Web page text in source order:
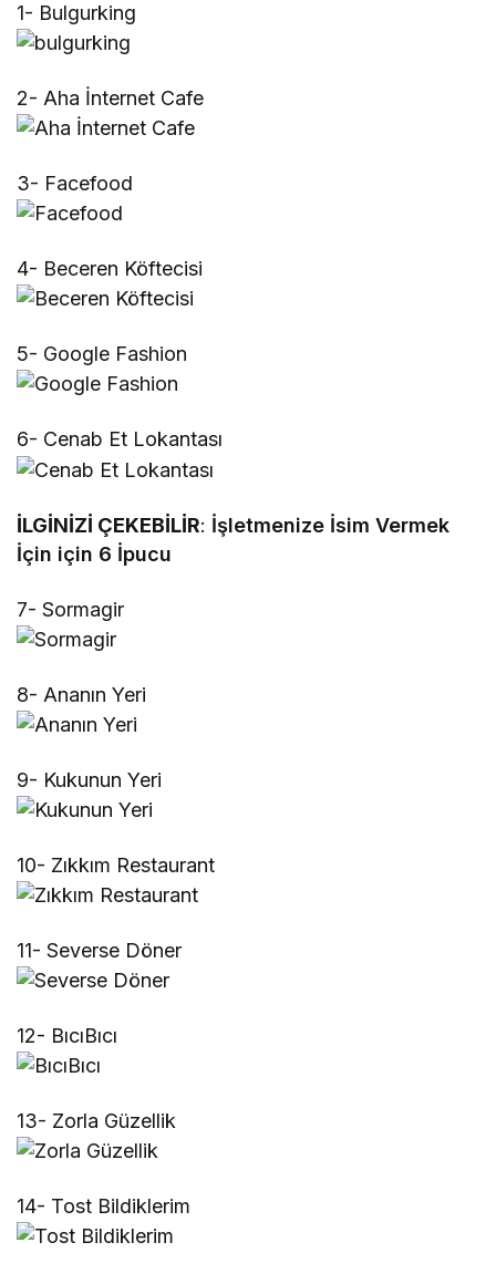
1- Bulgurking
2- Aha İnternet Cafe
3- Facefood
4- Beceren Köftecisi
5- Google Fashion
6- Cenab Et Lokantası
İLGİNİZİ ÇEKEBİLİR: İşletmenize İsim Vermek
İçin için 6 İpucu
7- Sormagir
8- Ananın Yeri
9- Kukunun Yeri
10- Zıkkım Restaurant
11- Severse Döner
12- BıcıBıcı
13- Zorla Güzellik
14- Tost Bildiklerim